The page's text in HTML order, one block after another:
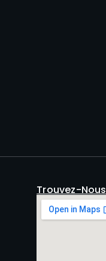
Trouvez-Nous